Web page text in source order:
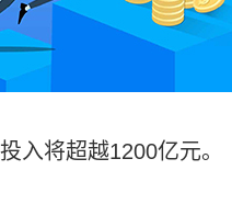
入将超越1200亿元。